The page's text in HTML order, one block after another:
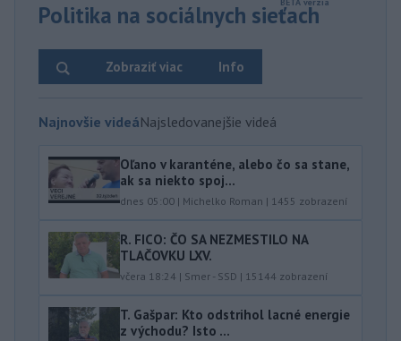
Politika na sociálnych sieťach
Info
Zobraziť viac
Najnovšie videáNajsledovanejšie videá
Oľano v karanténe, alebo čo sa stane,
ak sa niekto spoj...
dnes 05:00 | Michelko Roman | 1455 zobrazení
R. FICO: ČO SA NEZMESTILO NA
TLAČOVKU LXV.
včera 18:24 | Smer - SSD | 15144 zobrazení
T. Gašpar: Kto odstrihol lacné energie
z východu? Isto ...